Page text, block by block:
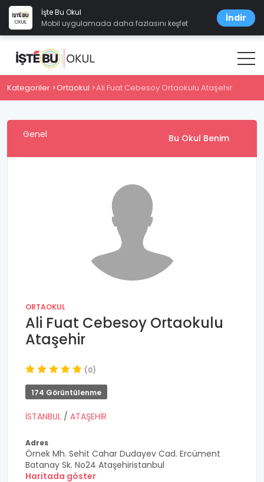
İşte Bu Okul
Mobil uygulamada daha fazlasını keşfet
İndir
Kategoriler Ortaokul Ali Fuat Cebesoy Ortaokulu Ataşehir
Genel Bu Okul Benim
ORTAOKUL
Ali Fuat Cebesoy Ortaokulu
Ataşehir
(0)
174 Görüntülenme
İSTANBUL / ATAŞEHİR
Adres
Örnek Mh. Sehit Cahar Dudayev Cad. Ercüment
Batanay Sk. No24 Ataşehiristanbul
Haritada göster